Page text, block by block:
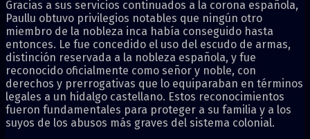
Gracias a sus servicios continuados a la corona española,
Paullu obtuvo privilegios notables que ningún otro
miembro de la nobleza inca había conseguido hasta
entonces. Le fue concedido el uso del escudo de armas,
distinción reservada a la nobleza española, y fue
reconocido oficialmente como señor y noble, con
derechos y prerrogativas que lo equiparaban en términos
legales a un hidalgo castellano. Estos reconocimientos
fueron fundamentales para proteger a su familia y a los
suyos de los abusos más graves del sistema colonial.